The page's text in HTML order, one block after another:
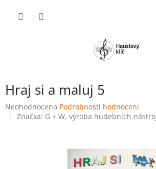
Hraj si a maluj 5
Průměrné
hodnocení
Neohodnoceno Podrobnosti hodnocení
Značka: G + W, výroba hudebních